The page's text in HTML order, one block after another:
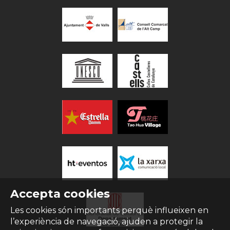
Accepta cookies
Les cookies són importants perquè influeixen en
l’experiència de navegació, ajuden a protegir la